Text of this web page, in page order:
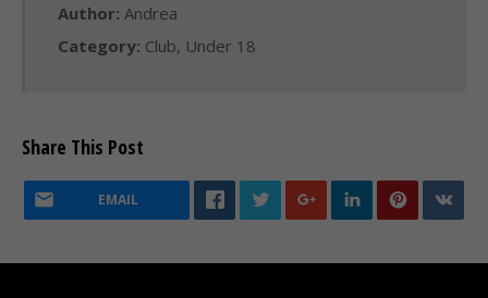
Author: Andrea
Category: Club, Under 18
Share This Post
EMAIL